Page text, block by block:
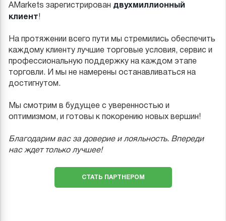
AMarkets зарегистрирован двухмиллионный
клиент!
На протяжении всего пути мы стремились обеспечить
каждому клиенту лучшие торговые условия, сервис и
профессиональную поддержку на каждом этапе
торговли. И мы не намерены останавливаться на
достигнутом.
Мы смотрим в будущее с уверенностью и
оптимизмом, и готовы к покорению новых вершин!
Благодарим вас за доверие и лояльность. Впереди
нас ждет только лучшее!
СТАТЬ ПАРТНЕРОМ